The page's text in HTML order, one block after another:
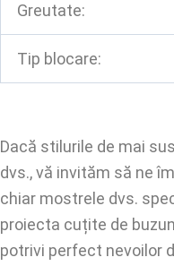
Greutate:
Tip blocare:
Dacă stilurile de mai
dvs., vă invităm să ne
chiar mostrele dvs.
proiecta cuțite de
potrivi perfect nevoilor